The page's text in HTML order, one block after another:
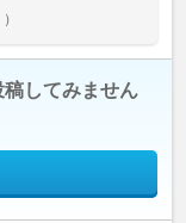
してみません